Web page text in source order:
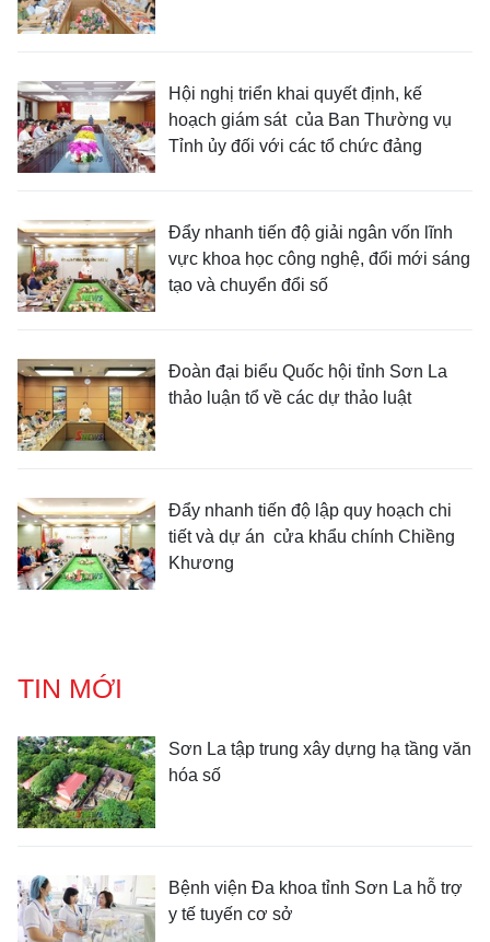
Hội nghị triển khai quyết định, kế
hoạch giám sát của Ban Thường vụ
Tỉnh ủy đối với các tổ chức đảng
Đẩy nhanh tiến độ giải ngân vốn lĩnh
vực khoa học công nghệ, đổi mới sáng
tạo và chuyển đổi số
Đoàn đại biểu Quốc hội tỉnh Sơn La
thảo luận tổ về các dự thảo luật
Đẩy nhanh tiến độ lập quy hoạch chi
tiết và dự án cửa khẩu chính Chiềng
Khương
TIN MỚI
Sơn La tập trung xây dựng hạ tầng văn
hóa số
Bệnh viện Đa khoa tỉnh Sơn La hỗ trợ
y tế tuyến cơ sở